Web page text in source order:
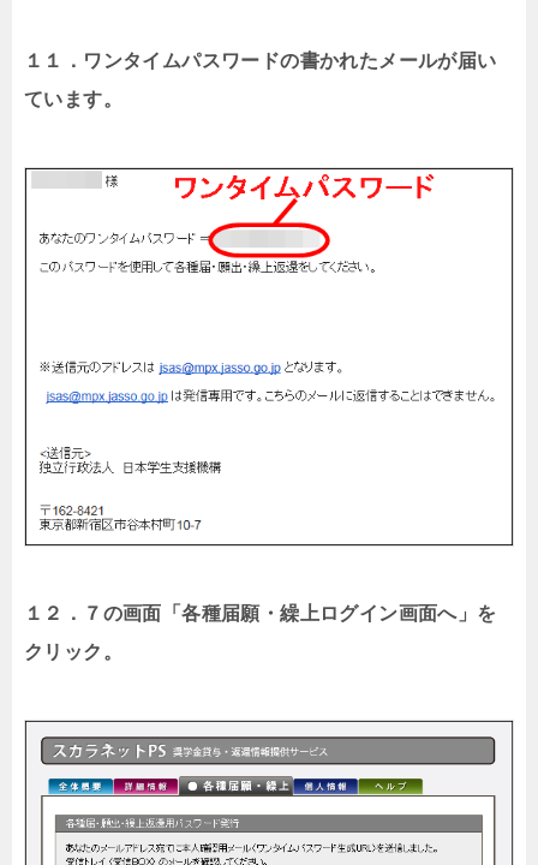
１１．ワンタイムパスワードの書かれたメールが届い
ています。
１２．７の画面「各種届願・繰上ログイン画面へ」を
クリック。